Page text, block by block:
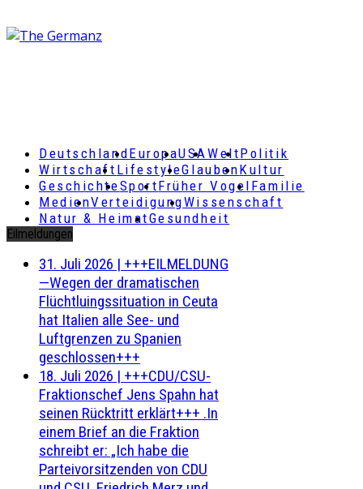
DeutschlandEuropaUSAWeltPolitik
Wirtschaft LifestyleGlaubenKultur
GeschichteSportFrüher Vogel Familie
MedienVerteidigungWissenschaft
Natur & HeimatGesundheit
Eilmeldungen
31. Juli 2026 | +++EILMELDUNG
—Wegen der dramatischen
Flüchtluingssituation in Ceuta
hat Italien alle See- und
Luftgrenzen zu Spanien
geschlossen+++
18. Juli 2026 | +++CDU/CSU-
Fraktionschef Jens Spahn hat
seinen Rücktritt erklärt+++ .In
einem Brief an die Fraktion
schreibt er: „Ich habe die
Parteivorsitzenden von CDU